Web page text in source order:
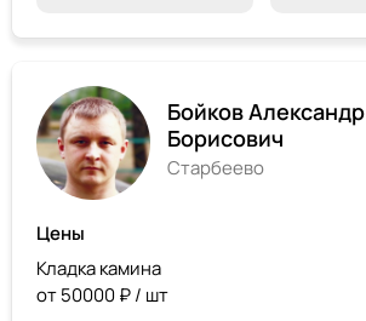
Бойков Александр
Борисович
Старбеево
Цены
Кладка камина
от 50000 ₽ / шт